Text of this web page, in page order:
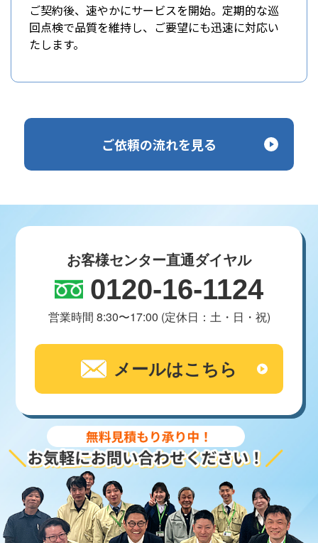
ご契約後、速やかにサービスを開始。定期的な巡
回点検で品質を維持し、ご要望にも迅速に対応い
たします。
ご依頼の流れを見る
お客様センター直通ダイヤル
0120-16-1124
営業時間 8:30〜17:00 (定休日：土・日・祝)
メールはこちら